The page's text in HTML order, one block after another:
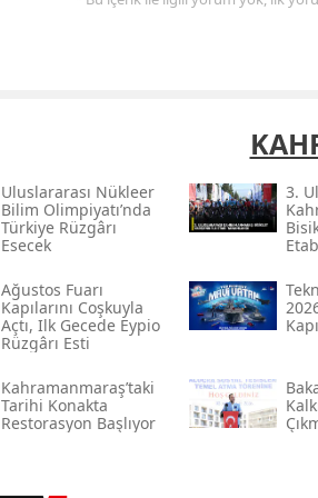
Uluslararası Nükleer
Bilim Olimpiyatı’nda
Türkiye Rüzgârı
Esecek
3.
Ağustos Fuarı
Kapılarını Coşkuyla
Açtı, Ilk Gecede Eypio
Rüzgârı Esti
Kahramanmaraş’taki
Tarihi Konakta
Restorasyon Başlıyor